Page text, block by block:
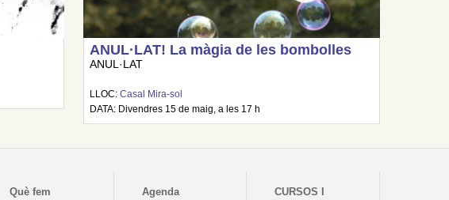
ANUL·LAT! La màgia de les bombolles
ANUL·LAT
LLOC:Casal Mira-sol
DATA: Divendres 15 de maig, a les 17 h
Què fem Agenda CURSOS I